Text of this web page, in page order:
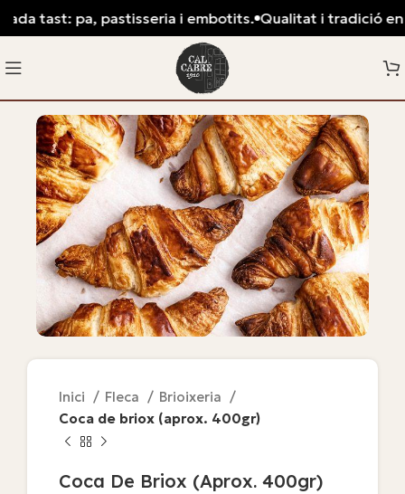
Inici Fleca
Brioixeria
Coca de briox (aprox. 400gr)
Coca De Briox (aprox. 400gr)
tast: pa, pastisseria i embotits. Qualitat i tradició en